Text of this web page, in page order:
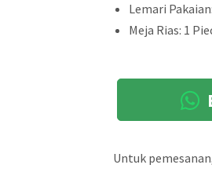
Lemari
Meja Rias: 1
Untuk